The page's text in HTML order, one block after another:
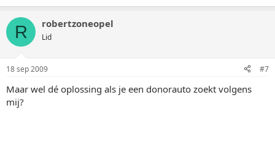
R robertzoneopel
Lid
18 sep 2009 #7
Maar wel dé oplossing als je een donorauto zoekt volgens
mij?